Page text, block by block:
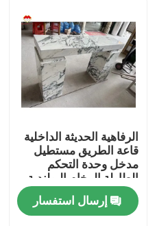
الرفاهية الحديثة الداخلية
قاعة الطريق مستطيل
مدخل وحدة التحكم
الطاولة الرخام البولندية
إيطاليا العربسكاتو الرخام
القاعدة الوقوف الرخام
إرسال استفسار